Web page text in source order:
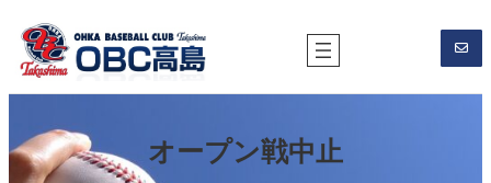
を
ス
ッ
オープン戦中止